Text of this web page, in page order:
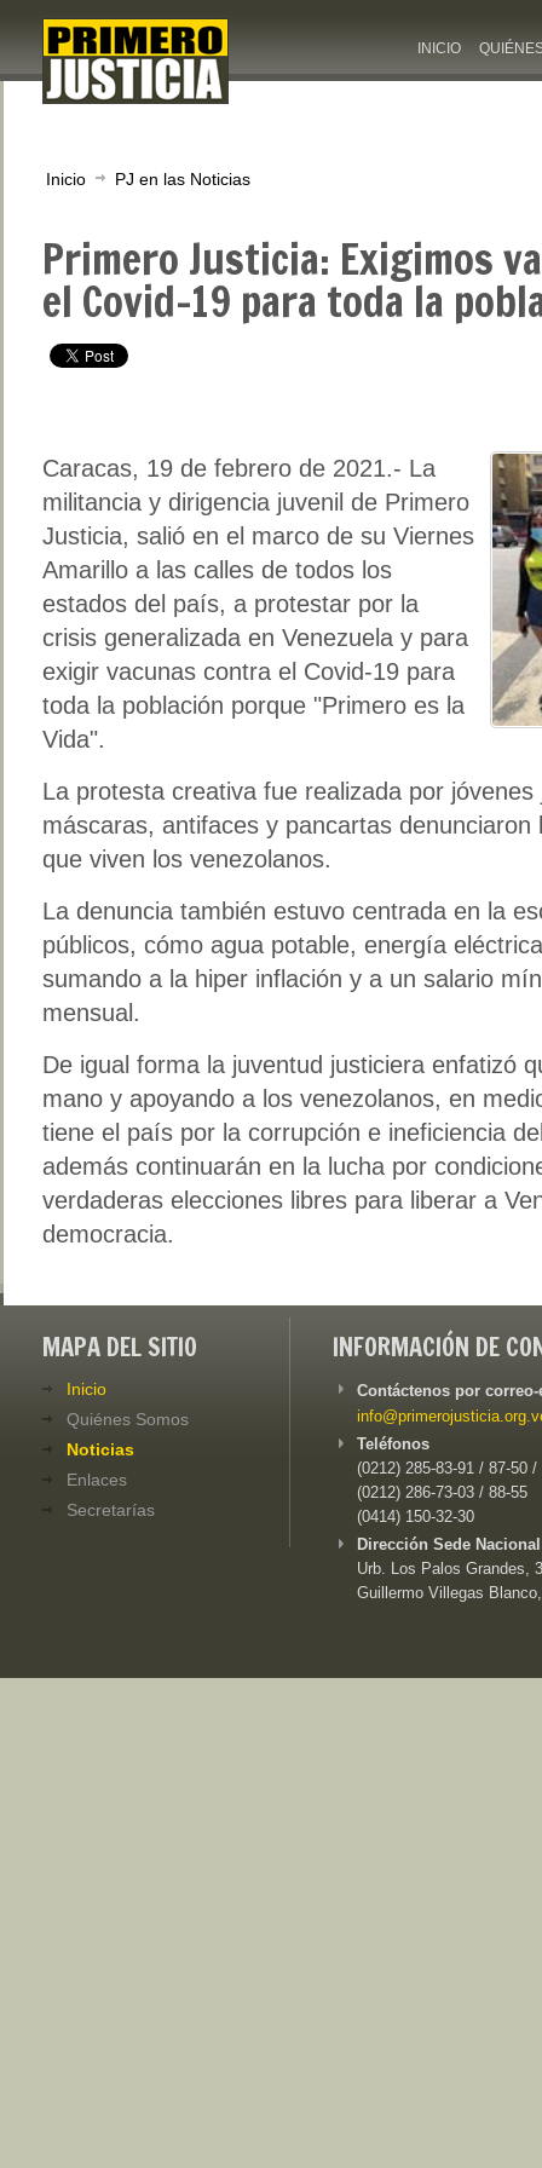
INICIO
Inicio PJ en las Noticias
Primero Justicia: Exigimos
el Covid-19 para toda la
Caracas, 19 de febrero de 2021.- La
militancia y dirigencia juvenil de Primero
Justicia, salió en el marco de su Viernes
Amarillo a las calles de todos los
estados del país, a protestar por la
crisis generalizada en Venezuela y para
exigir vacunas contra el Covid-19 para
toda la población porque "Primero es la
Vida".
La protesta creativa fue realizada por
máscaras, antifaces y pancartas
que viven los venezolanos.
La denuncia también estuvo centrada en la
públicos, cómo agua potable, energía
sumando a la hiper inflación y a un salario
mensual.
De igual forma la juventud justiciera enfatizó
mano y apoyando a los venezolanos, en
tiene el país por la corrupción e ineficiencia
además continuarán en la lucha por
verdaderas elecciones libres para liberar a
democracia.
MAPA DEL SITIO
Inicio
Quiénes Somos
Noticias
Enlaces
Secretarías
INFORMACIÓN DE
Contáctenos por
Teléfonos
(0212) 285-83-91 / 87-50 /
(0212) 286-73-03 / 88-55
(0414) 150-32-30
Dirección Sede
Urb. Los Palos Grandes,
Guillermo Villegas